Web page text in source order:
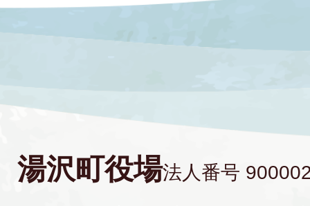
湯沢町役場法人番号